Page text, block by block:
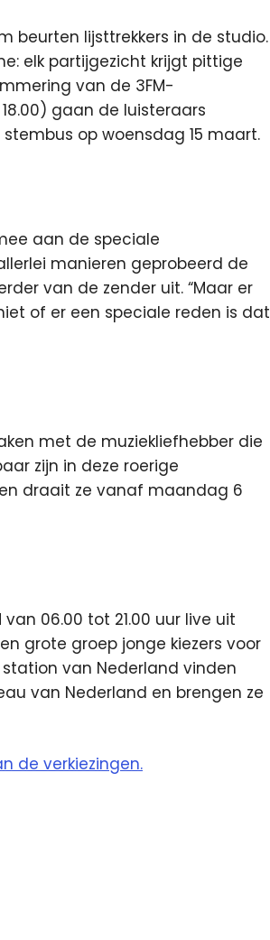
beurten lijsttrekkers in de studio.
elk partijgezicht krijgt pittige
van de 3FM-
gaan de luisteraars
op woensdag 15 maart.
aan de speciale
manieren geprobeerd de
van de zender uit. “Maar er
of er een speciale reden is dat
met de muziekliefhebber die
zijn in deze roerige
draait ze vanaf maandag 6
06.00 tot 21.00 uur live uit
grote groep jonge kiezers voor
van Nederland vinden
van Nederland en brengen ze
de verkiezingen.